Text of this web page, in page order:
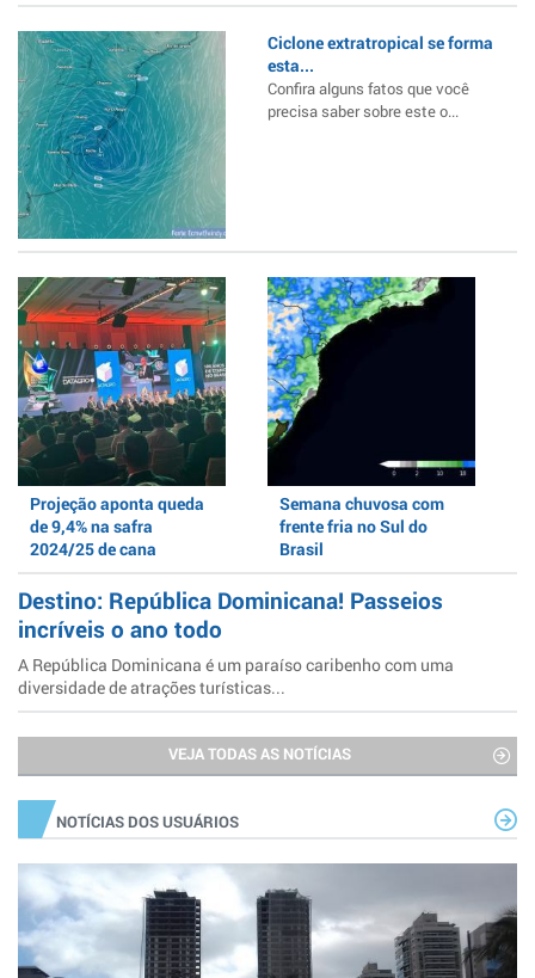
Ciclone extratropical se forma
esta...
Confira alguns fatos que você
precisa saber sobre este o...
Projeção aponta queda
de 9,4% na safra
2024/25 de cana
Semana chuvosa com
frente fria no Sul do
Brasil
Destino: República Dominicana! Passeios
incríveis o ano todo
A República Dominicana é um paraíso caribenho com uma
diversidade de atrações turísticas...
VEJA TODAS AS NOTÍCIAS
NOTÍCIAS DOS USUÁRIOS